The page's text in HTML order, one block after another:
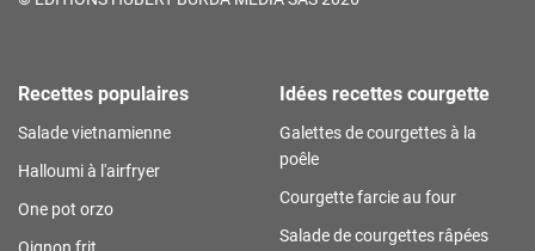
Recettes populaires
Salade vietnamienne
Halloumi à l'airfryer
One pot orzo
Oignon frit
Idées recettes courgette
Galettes de courgettes à la
poêle
Courgette farcie au four
Salade de courgettes râpées